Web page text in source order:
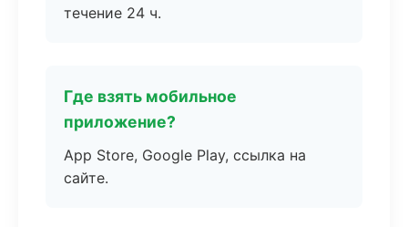
течение 24 ч.
Где взять мобильное
приложение?
App Store, Google Play, ссылка на
сайте.